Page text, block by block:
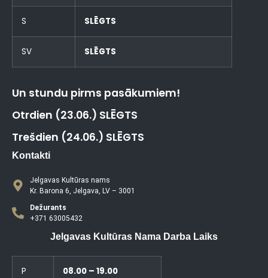
S SLĒGTS
SV SLĒGTS
Un stundu pirms pasākumiem!
Otrdien (23.06.) SLĒGTS
Trešdien (24.06.) SLĒGTS
Kontakti
Jelgavas Kultūras nams
Kr. Barona 6, Jelgava, LV – 3001
Dežurants
+371 63005432
Jelgavas Kultūras Nama Darba Laiks
P 08.00 – 19.00